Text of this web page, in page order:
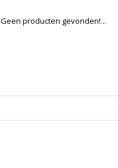
Geen producten gevonden!...